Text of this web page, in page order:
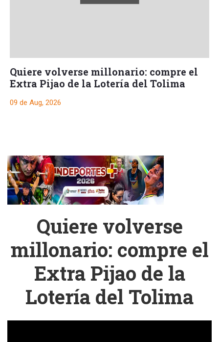
Quiere volverse millonario: compre el
Extra Pijao de la Lotería del Tolima
09 de Aug, 2026
Quiere volverse
millonario: compre el
Extra Pijao de la
Lotería del Tolima